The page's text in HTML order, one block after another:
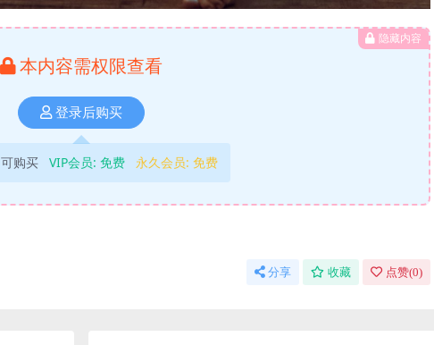
隐藏内容
本内容需权限查看
登录后购买
可购买 VIP会员: 免费 永久会员: 免费
分享 收藏 点赞(0)